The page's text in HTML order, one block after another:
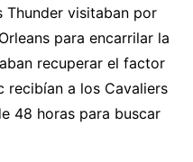
Thunder visitaban por
para encarrilar la
recuperar el factor
recibían a los Cavaliers
48 horas para buscar